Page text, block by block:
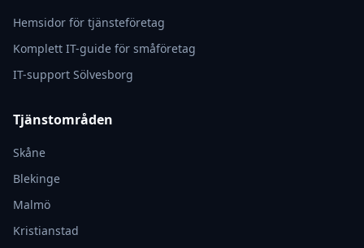
Hemsidor för tjänsteföretag
Komplett IT-guide för småföretag
IT-support Sölvesborg
Tjänstområden
Skåne
Blekinge
Malmö
Kristianstad